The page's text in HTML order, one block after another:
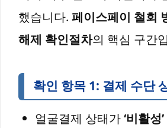
했습니다. 페이스페이 철회
해제 확인절차의 핵심 구간
확인 항목 1: 결제 수단
얼굴결제 상태가‘비활성